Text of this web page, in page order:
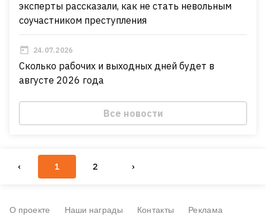
эксперты рассказали, как не стать невольным
соучастником преступления
24.07.2026
Сколько рабочих и выходных дней будет в
августе 2026 года
Все новости
‹ 1 2 ›
О проекте Наши награды Контакты Реклама